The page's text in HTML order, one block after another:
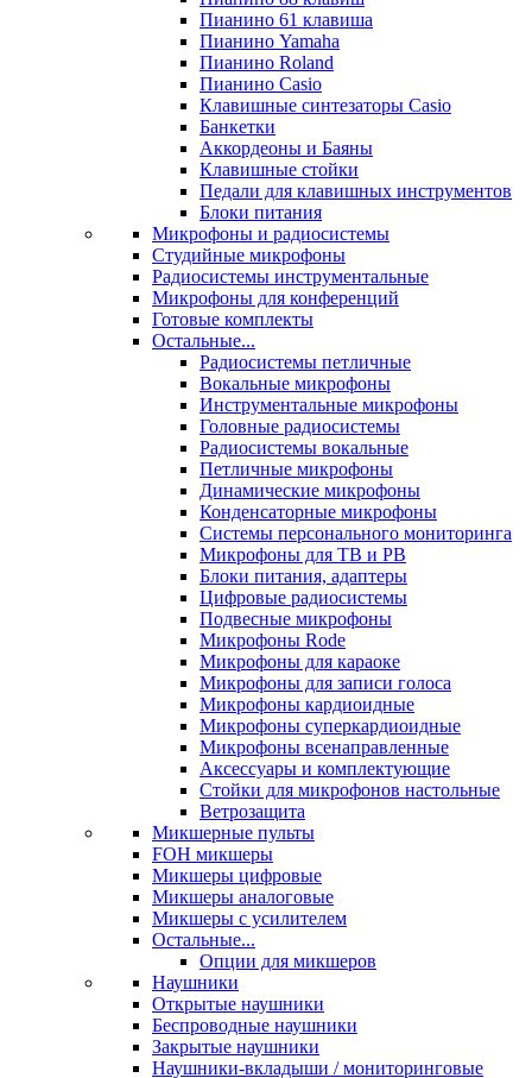
Пианино 61 клавиша
Пианино Yamaha
Пианино Roland
Пианино Casio
Клавишные синтезаторы Casio
Банкетки
Аккордеоны и Баяны
Клавишные стойки
Педали для клавишных инструментов
Блоки питания
Микрофоны и радиосистемы
Студийные микрофоны
Радиосистемы инструментальные
Микрофоны для конференций
Готовые комплекты
Остальные...
Радиосистемы петличные
Вокальные микрофоны
Инструментальные микрофоны
Головные радиосистемы
Радиосистемы вокальные
Петличные микрофоны
Динамические микрофоны
Конденсаторные микрофоны
Системы персонального мониторинга
Микрофоны для ТВ и РВ
Блоки питания, адаптеры
Цифровые радиосистемы
Подвесные микрофоны
Микрофоны Rode
Микрофоны для караоке
Микрофоны для записи голоса
Микрофоны кардиоидные
Микрофоны суперкардиоидные
Микрофоны всенаправленные
Аксессуары и комплектующие
Стойки для микрофонов настольные
Ветрозащита
Микшерные пульты
FOH микшеры
Микшеры цифровые
Микшеры аналоговые
Микшеры с усилителем
Остальные...
Опции для микшеров
Наушники
Открытые наушники
Беспроводные наушники
Закрытые наушники
Наушники-вкладыши / мониторинговые